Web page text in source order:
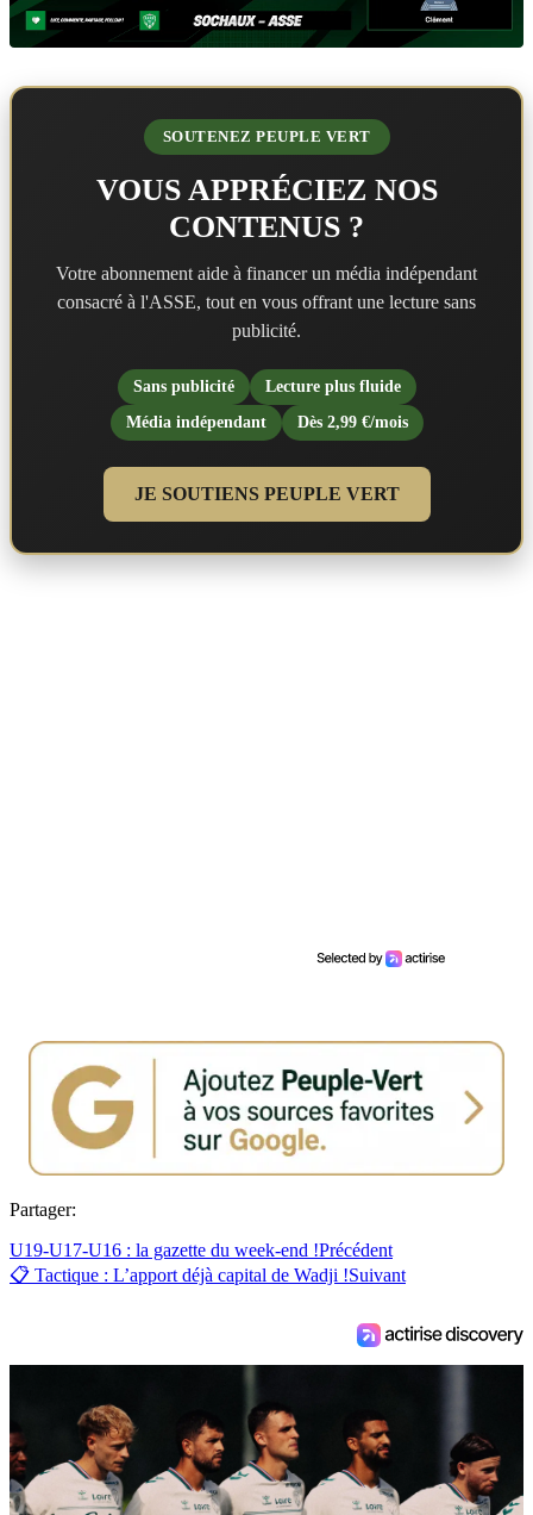
SOUTENEZ PEUPLE VERT
VOUS APPRÉCIEZ NOS
CONTENUS ?
Votre abonnement aide à financer un média indépendant
consacré à l'ASSE, tout en vous offrant une lecture sans
publicité.
Sans publicité
Lecture plus fluide
Média indépendant
Dès 2,99 €/mois
JE SOUTIENS PEUPLE VERT
Partager:
U19-U17-U16 : la gazette du week-end !Précédent
📋 Tactique : L’apport déjà capital de Wadji !Suivant